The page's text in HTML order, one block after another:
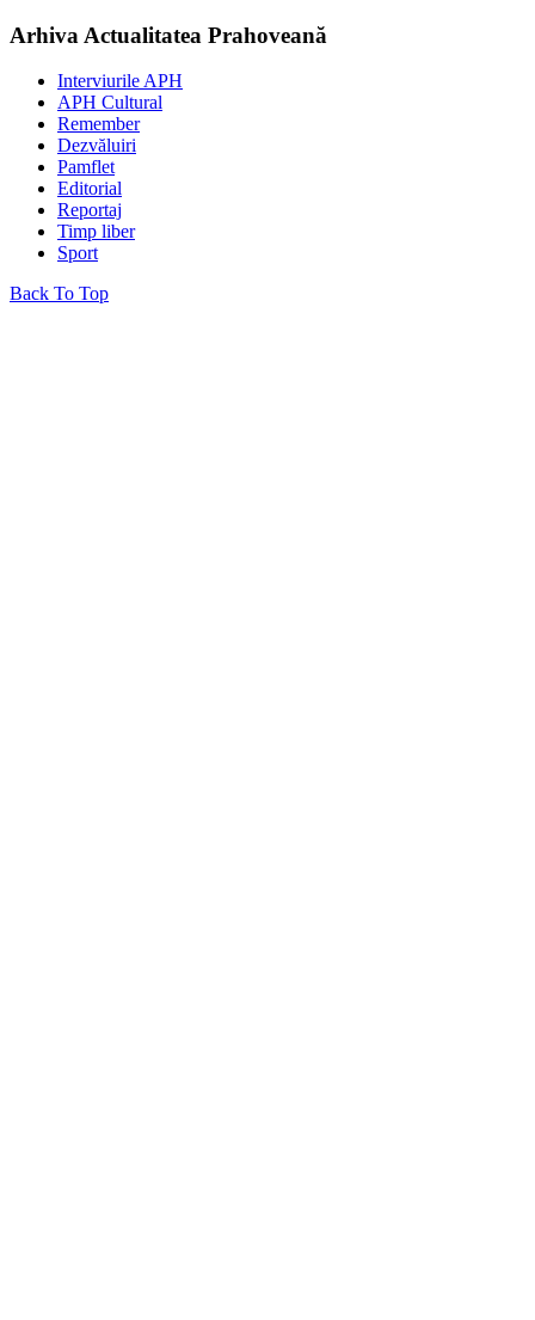
Arhiva Actualitatea Prahoveană
Interviurile APH
APH Cultural
Remember
Dezvăluiri
Pamflet
Editorial
Reportaj
Timp liber
Sport
Back To Top